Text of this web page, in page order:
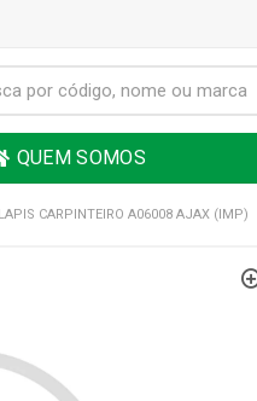
QUEM SOMOS
LAPIS CARPINTEIRO A06008 AJAX (IMP)